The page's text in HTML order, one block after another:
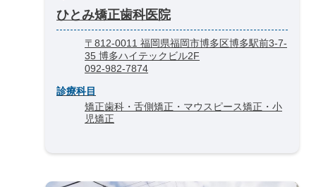
ひとみ矯正歯科医院
〒812-0011 福岡県福岡市博多区博多駅前3-7-
35 博多ハイテックビル2F
092-982-7874
診療科目
矯正歯科・舌側矯正・マウスピース矯正・小
児矯正